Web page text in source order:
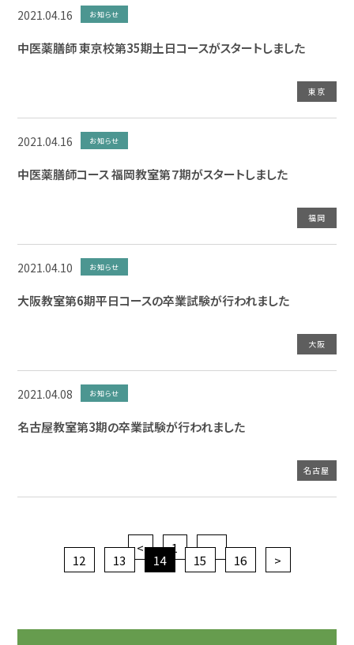
2021.04.16 お知らせ
中医薬膳師 東京校第35期土日コースがスタートしました
東京
2021.04.16 お知らせ
中医薬膳師コース 福岡教室第７期がスタートしました
福岡
2021.04.10 お知らせ
大阪教室第6期平日コースの卒業試験が行われました
大阪
2021.04.08 お知らせ
名古屋教室第3期の卒業試験が行われました
名古屋
< 1 …
12 13 14 15 16 >